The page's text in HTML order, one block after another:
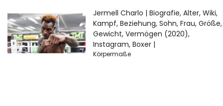
Jermell Charlo | Biografie, Alter, Wiki,
Kampf, Beziehung, Sohn, Frau, Größe,
Gewicht, Vermögen (2020),
Instagram, Boxer |
Körpermaße